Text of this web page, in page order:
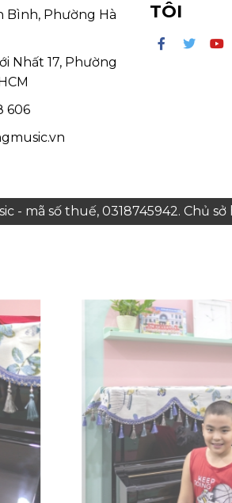
Bình, Phường Hà
Nhất 17, Phường
606
TÔI
- mã số thuế, 0318745942. Chủ